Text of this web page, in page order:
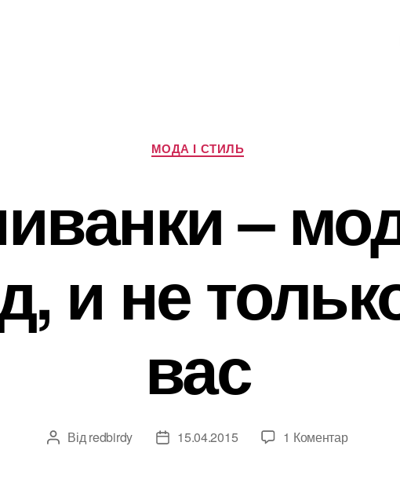
Категорії
МОДА І СТИЛЬ
–
и не
вас
Автор
Від redbirdy
Дата15.04.2015 1 Коментардо